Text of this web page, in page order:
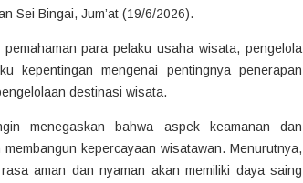
Sei Bingai, Jum’at (19/6/2026).
para pelaku usaha wisata, pengelola
kepentingan mengenai pentingnya penerapan
destinasi wisata.
menegaskan bahwa aspek keamanan dan
kepercayaan wisatawan. Menurutnya,
aman dan nyaman akan memiliki daya saing